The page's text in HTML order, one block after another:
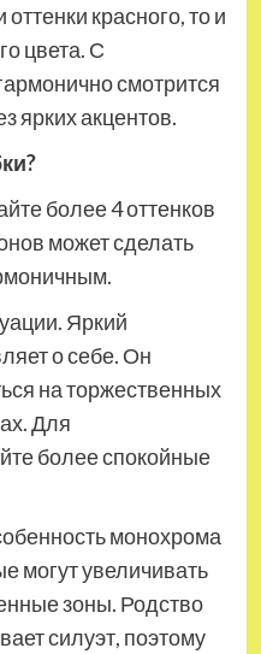
красного, то и
цвета. С
смотрится
ярких акцентов.
более 4 оттенков
может сделать
Яркий
о себе. Он
на торжественных
Для
более спокойные
монохрома
могут увеличивать
зоны. Родство
силуэт, поэтому